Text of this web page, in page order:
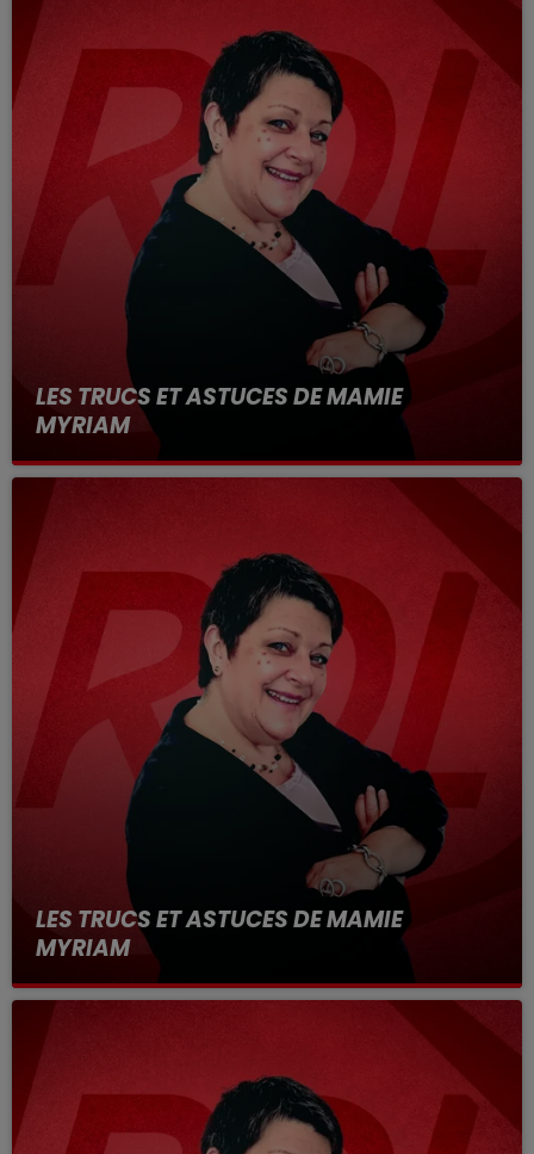
LES TRUCS ET ASTUCES DE MAMIE
MYRIAM
tous les vendredi dans RDL et Vous, retrouvez les
trucs et astuces de Mamie Myriam
LES TRUCS ET ASTUCES DE MAMIE
MYRIAM
les trucs et Astuces pour améliorer le quotidien !